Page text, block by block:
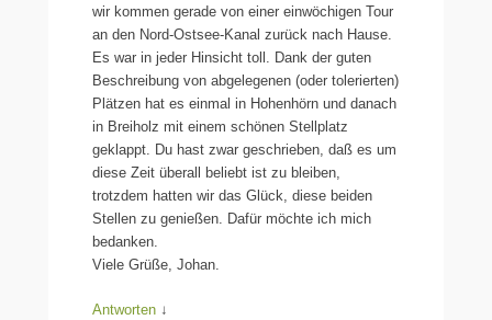
wir kommen gerade von einer einwöchigen Tour
an den Nord-Ostsee-Kanal zurück nach Hause.
Es war in jeder Hinsicht toll. Dank der guten
Beschreibung von abgelegenen (oder tolerierten)
Plätzen hat es einmal in Hohenhörn und danach
in Breiholz mit einem schönen Stellplatz
geklappt. Du hast zwar geschrieben, daß es um
diese Zeit überall beliebt ist zu bleiben,
trotzdem hatten wir das Glück, diese beiden
Stellen zu genießen. Dafür möchte ich mich
bedanken.
Viele Grüße, Johan.
Antworten ↓